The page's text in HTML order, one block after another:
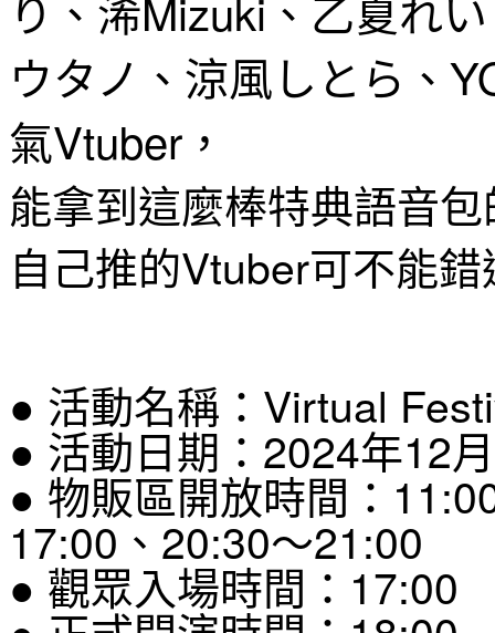
ウタノ、涼風しとら、
氣Vtuber，
能拿到這麼棒特典語音
自己推的Vtuber可不能
● 活動名稱：Virtual
● 活動日期：2024年12
● 物販區開放時間：
17:00、20:30～21:00
● 觀眾入場時間：17:00